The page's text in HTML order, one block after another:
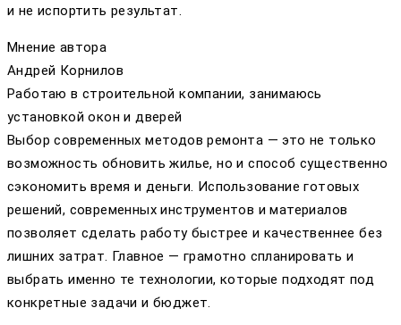
и не испортить результат.
Мнение автора
Андрей Корнилов
Работаю в строительной компании, занимаюсь
установкой окон и дверей
Выбор современных методов ремонта — это не только
возможность обновить жилье, но и способ существенно
сэкономить время и деньги. Использование готовых
решений, современных инструментов и материалов
позволяет сделать работу быстрее и качественнее без
лишних затрат. Главное — грамотно спланировать и
выбрать именно те технологии, которые подходят под
конкретные задачи и бюджет.